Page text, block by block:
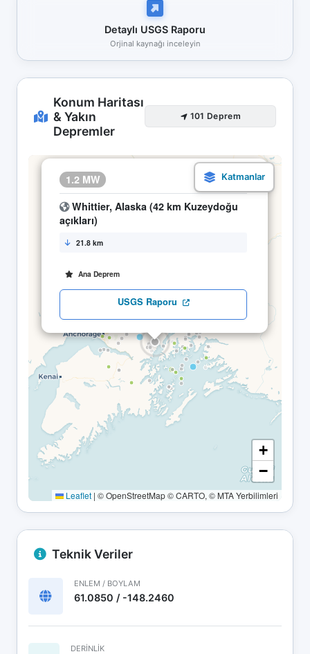
Detaylı USGS Raporu
Orjinal kaynağı inceleyin
Konum Haritası
& Yakın
Depremler
101 Deprem
1.2 MW 20.04 20:30
Whittier, Alaska (42 km Kuzeydoğu
açıkları)
21.8 km
Ana Deprem
USGS Raporu
×
+
−
Leaflet | © OpenStreetMap © CARTO, © MTA Yerbilimleri
Teknik Veriler
ENLEM / BOYLAM
61.0850 / -148.2460
DERINLIK